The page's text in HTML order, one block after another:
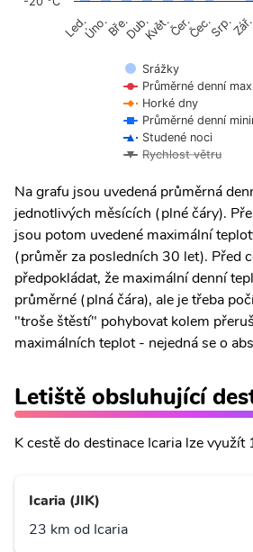
Srážky
Průměrné denní
Horké dny
Průměrné denní
Studené noci
Rychlost větru
Led.Úno.Bře.Dub.Květ.Čer.Čec.Srp.Zář.
Na grafu jsou uvedená průměrná
jednotlivých měsících (plné čáry).
jsou potom uvedené maximální
(průměr za posledních 30 let). Před
předpokládat, že maximální denní
průměrné (plná čára), ale je třeba
"troše štěstí" pohybovat kolem
maximálních teplot - nejedná se o
Letiště obsluhující
K cestě do destinace Icaria lze využít
Icaria (JIK)
23 km od Icaria